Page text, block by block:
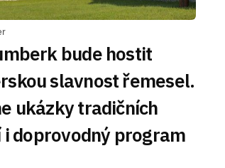
bude hostit
slavnost řemesel.
ukázky tradičních
doprovodný program